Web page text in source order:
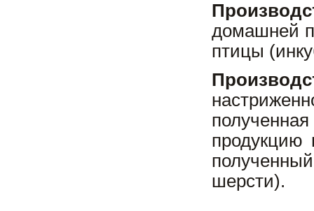
домашней
птицы
продукцию
шерсти).